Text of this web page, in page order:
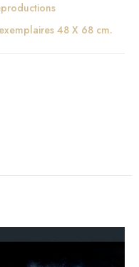
48 X 68 cm.